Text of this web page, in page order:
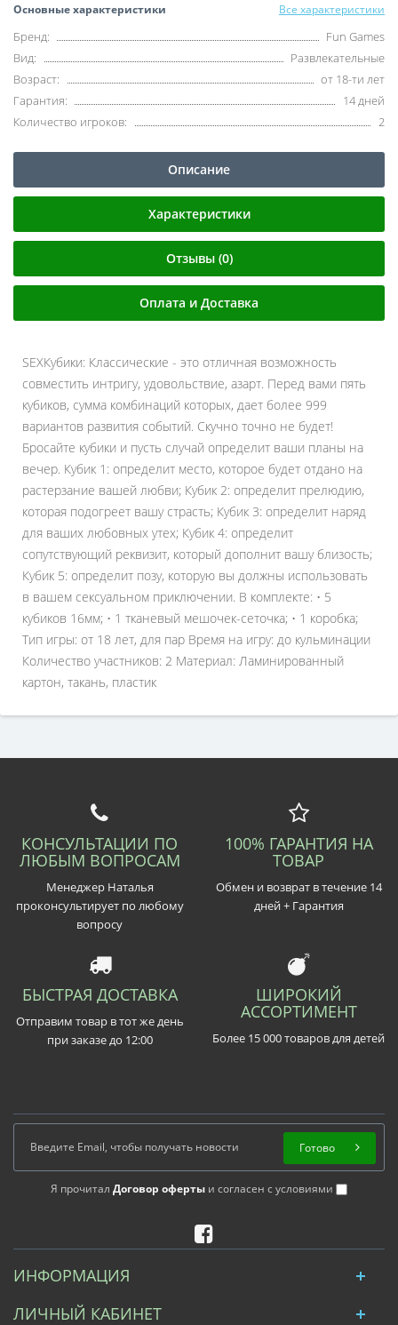
Основные характеристики Все характеристики
Бренд:
Fun Games
Вид:
Развлекательные
Возраст:
от 18-ти лет
Гарантия:
14 дней
Количество игроков:
2
Описание
Характеристики
Отзывы (0)
Оплата и Доставка
SEXКубики: Классические - это отличная возможность
совместить интригу, удовольствие, азарт. Перед вами пять
кубиков, сумма комбинаций которых, дает более 999
вариантов развития событий. Скучно точно не будет!
Бросайте кубики и пусть случай определит ваши планы на
вечер. Кубик 1: определит место, которое будет отдано на
растерзание вашей любви; Кубик 2: определит прелюдию,
которая подогреет вашу страсть; Кубик 3: определит наряд
для ваших любовных утех; Кубик 4: определит
сопутствующий реквизит, который дополнит вашу близость;
Кубик 5: определит позу, которую вы должны использовать
в вашем сексуальном приключении. В комплекте: • 5
кубиков 16мм; • 1 тканевый мешочек-сеточка; • 1 коробка;
Тип игры: от 18 лет, для пар Время на игру: до кульминации
Количество участников: 2 Материал: Ламинированный
картон, такань, пластик
КОНСУЛЬТАЦИИ ПО
ЛЮБЫМ ВОПРОСАМ
Менеджер Наталья
проконсультирует по любому
вопросу
100% ГАРАНТИЯ НА
ТОВАР
Обмен и возврат в течение 14
дней + Гарантия
БЫСТРАЯ ДОСТАВКА
Отправим товар в тот же день
при заказе до 12:00
ШИРОКИЙ
АССОРТИМЕНТ
Более 15 000 товаров для детей
Я прочитал Договор оферты и согласен с условиями
Готово
ИНФОРМАЦИЯ
ЛИЧНЫЙ КАБИНЕТ